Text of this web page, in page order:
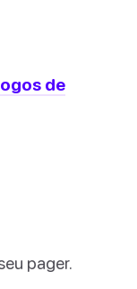
de
pager.